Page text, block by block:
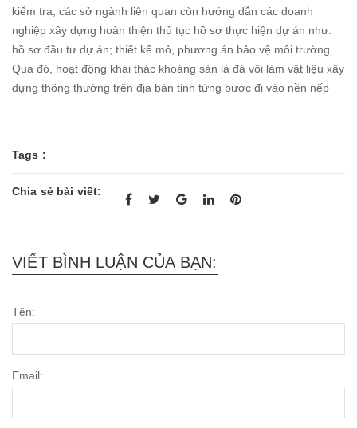
kiểm tra, các sở ngành liên quan còn hướng dẫn các doanh
nghiệp xây dựng hoàn thiện thủ tục hồ sơ thực hiện dự án như:
hồ sơ đầu tư dự án; thiết kế mỏ, phương án bảo vệ môi trường…
Qua đó, hoạt động khai thác khoáng sản là đá vôi làm vật liệu xây
dựng thông thường trên địa bàn tỉnh từng bước đi vào nền nếp
Tags :
Chia sẻ bài viết:
VIẾT BÌNH LUẬN CỦA BẠN:
Tên:
Email: